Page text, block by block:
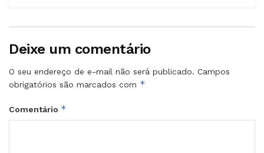
Deixe um comentário
O seu endereço de e-mail não será publicado. Campos
obrigatórios são marcados com *
Comentário *